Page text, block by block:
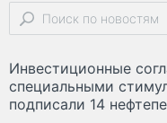
Инвестиционные
специальными
подписали 14